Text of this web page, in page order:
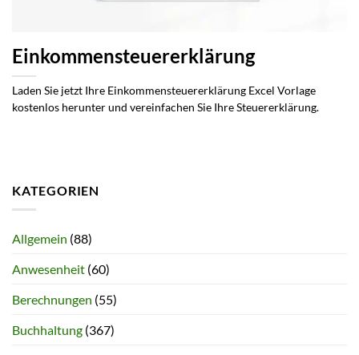
Einkommensteuererklärung
Laden Sie jetzt Ihre Einkommensteuererklärung Excel Vorlage
kostenlos herunter und vereinfachen Sie Ihre Steuererklärung.
KATEGORIEN
Allgemein (88)
Anwesenheit (60)
Berechnungen (55)
Buchhaltung (367)